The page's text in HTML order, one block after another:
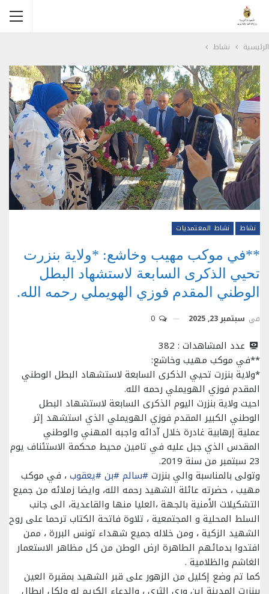
الرئيسية نشاط
نشاط نشاط المعتمديات
**في موكب مهيب وخاشع: *ولاية بنزرت
تحيي الذكرى السابعة لاستشهاد البطل
الوطني المقدم فوزي الهويملي رحمه الله.
في سبتمبر 23, 2025
عدد المشاهدات : 382
**في موكب مهيب وخاشع:
*ولاية بنزرت تحيي الذكرى السابعة لاستشهاد البطل الوطني
المقدم فوزي الهويملي رحمه الله.
احيت ولاية بنزرت اليوم الذكرى السابعة لاستشهاد البطل
الوطني الكبير المقدم فوزي الهويملي الذي استشهد إثر
عملية إرهابية غادرة خلال آدائه واجبه المهني والوطني
المقدس الذي جبل عليه في تامين محيط محكمة الاستئناف يوم
23 سبتمبر من سنة 2019.
وتولى بالمناسبة والي بنزرت#سالم#بن#يعقوب، في موكب
مهيب ، حضرته عائلة الشهيد رحمه الله، وايضا زملائه من جميع
التشكيلات الأمنية بالجهة ،العليا منها والقاعدية، الى جانب
السلط المحلية و المجتمعية ، تلاوة فاتحة الكتاب ترحما على روح
الشهيد الزكية ، ومن خلاله جميع شهداء تونس البررة ، ممن
افتدوا بدمائهم الطاهرة ارض الوطن من كل مظاهر الاستعمار
الغاشم والظلامية .
كما تم وضع إكليل من الزهور على قبر الشهيد بمقبرة العين